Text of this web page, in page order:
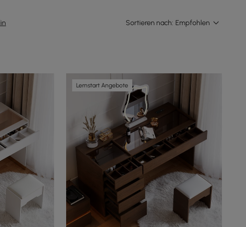
Sortieren nach: Empfohlen
Lernstart Angebote